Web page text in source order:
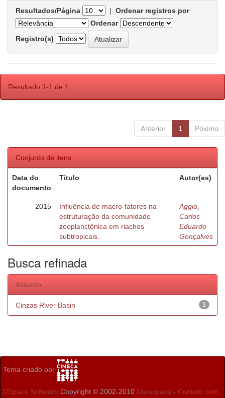
Resultados/Página | Ordenar registros por
Ordenar
Registro(s)
Resultado 1-1 de 1.
Anterior 1 Póximo
Conjunto de itens:
Data do
documento
Título Autor(es)
2015
Influência de macro-fatores na
estruturação da comunidade
zooplanctônica em riachos
subtropicais.
Aggio,
Carlos
Eduardo
Gonçalves
Busca refinada
Assunto
1
Cinzas River Basin
Tema criado por
DSpace Software Copyright © 2002-2010 Duraspace - Contato com